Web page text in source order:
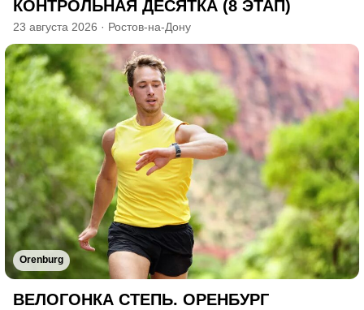
КОНТРОЛЬНАЯ ДЕСЯТКА (8 ЭТАП)
23 августа 2026 · Ростов-на-Дону
Orenburg
ВЕЛОГОНКА СТЕПЬ. ОРЕНБУРГ